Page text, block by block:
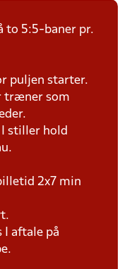
to 5:5-baner pr.
puljen starter.
træner som
stiller hold
2x7 min
I aftale på